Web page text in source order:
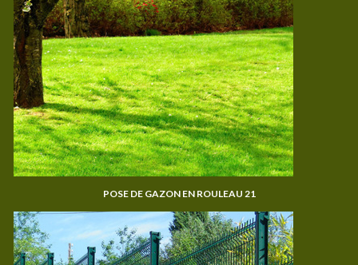
POSE DE GAZON EN ROULEAU 21